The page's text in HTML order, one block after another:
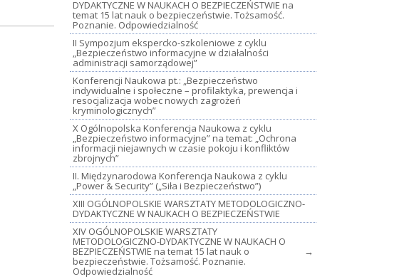
DYDAKTYCZNE W NAUKACH O BEZPIECZEŃSTWIE na
temat 15 lat nauk o bezpieczeństwie. Tożsamość.
Poznanie. Odpowiedzialność
II Sympozjum ekspercko-szkoleniowe z cyklu
„Bezpieczeństwo informacyjne w działalności
administracji samorządowej”
Konferencji Naukowa pt.: „Bezpieczeństwo
indywidualne i społeczne – profilaktyka, prewencja i
resocjalizacja wobec nowych zagrożeń
kryminologicznych”
X Ogólnopolska Konferencja Naukowa z cyklu
„Bezpieczeństwo informacyjne” na temat: „Ochrona
informacji niejawnych w czasie pokoju i konfliktów
zbrojnych”
II. Międzynarodowa Konferencja Naukowa z cyklu
„Power & Security” („Siła i Bezpieczeństwo”)
XIII OGÓLNOPOLSKIE WARSZTATY METODOLOGICZNO-
DYDAKTYCZNE W NAUKACH O BEZPIECZEŃSTWIE
XIV OGÓLNOPOLSKIE WARSZTATY
METODOLOGICZNO-DYDAKTYCZNE W NAUKACH O
BEZPIECZEŃSTWIE na temat 15 lat nauk o
bezpieczeństwie. Tożsamość. Poznanie.
Odpowiedzialność
→